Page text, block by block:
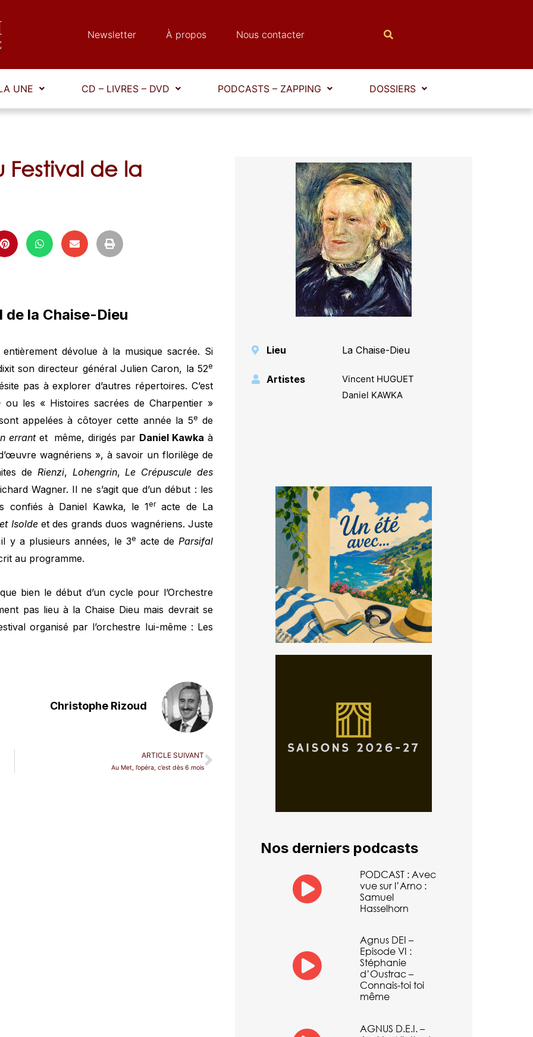
Newsletter À propos Nous contacter
UNE CD – LIVRES – DVD PODCASTS – ZAPPING DOSSIERS
Festival de la
de la Chaise-Dieu
dévolue à la musique sacrée. Si
son directeur général Julien Caron, la 52e
pas à explorer d’autres répertoires. C’est
ou les « Histoires sacrées de Charpentier »
appelées à côtoyer cette année la 5e de
errantet même, dirigés par Daniel Kawka à
wagnériens », à savoir un florilège de
de Rienzi, Lohengrin,Le Crépuscule des
Wagner. Il ne s’agit que d’un début : les
confiés à Daniel Kawka, le 1eracte de La
Isoldeet des grands duos wagnériens. Juste
y a plusieurs années, le 3e acte deParsifal
au programme.
bien le début d’un cycle pour l’Orchestre
pas lieu à la Chaise Dieu mais devrait se
organisé par l’orchestre lui-même : Les
Christophe Rizoud
ARTICLE SUIVANT
Au Met, l’opéra, c’est dès 6 mois
Lieu La Chaise-Dieu
Artistes
Vincent HUGUET
Daniel KAWKA
Nos derniers podcasts
PODCAST : Avec
vue sur l’Arno :
Samuel
Hasselhorn
Agnus DEI –
Episode VI :
Stéphanie
d’Oustrac –
Connais-toi toi
même
AGNUS D.E.I. –